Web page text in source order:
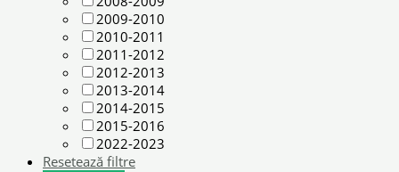
2009-2010
2010-2011
2011-2012
2012-2013
2013-2014
2014-2015
2015-2016
2022-2023
Resetează filtre